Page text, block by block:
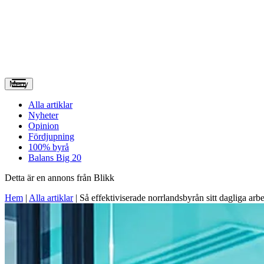
Meny
Alla artiklar
Nyheter
Opinion
Fördjupning
100% byrå
Balans Big 20
Detta är en annons från Blikk
Hem | Alla artiklar| Så effektiviserade norrlands­byrån sitt dagliga